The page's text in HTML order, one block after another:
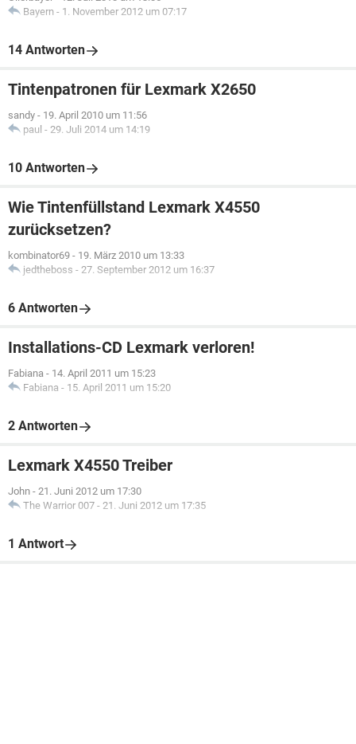
Bayern - 1. November 2012 um 07:17
14 Antworten
Tintenpatronen für Lexmark X2650
sandy - 19. April 2010 um 11:56
paul - 29. Juli 2014 um 14:19
10 Antworten
Wie Tintenfüllstand Lexmark X4550
zurücksetzen?
kombinator69 - 19. März 2010 um 13:33
jedtheboss - 27. September 2012 um 16:37
6 Antworten
Installations-CD Lexmark verloren!
Fabiana - 14. April 2011 um 15:23
Fabiana - 15. April 2011 um 15:20
2 Antworten
Lexmark X4550 Treiber
John - 21. Juni 2012 um 17:30
The Warrior 007 - 21. Juni 2012 um 17:35
1 Antwort